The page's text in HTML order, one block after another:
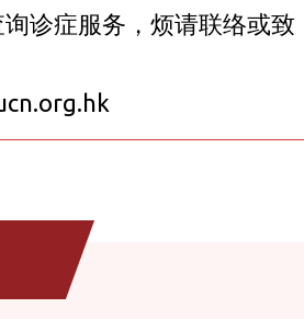
症服务，烦请联络或致